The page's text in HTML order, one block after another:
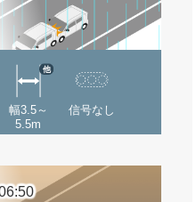
幅3.5～
5.5m
他
信号なし